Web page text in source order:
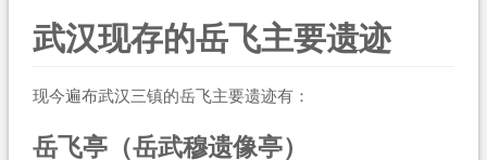
武汉现存的岳飞主要遗迹
现今遍布武汉三镇的岳飞主要遗迹有：
岳飞亭（岳武穆遗像亭）